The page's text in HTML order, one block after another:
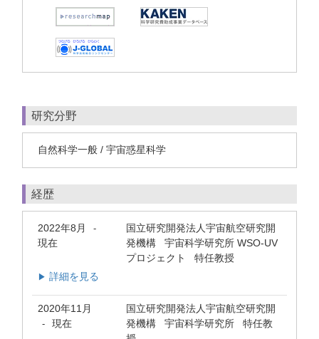
研究分野
自然科学一般 / 宇宙惑星科学
経歴
2022年8月 -
現在
国立研究開発法人宇宙航空研究開
発機構 宇宙科学研究所 WSO-UV
プロジェクト 特任教授
▶ 詳細を見る
2020年11月
- 現在
国立研究開発法人宇宙航空研究開
発機構 宇宙科学研究所 特任教